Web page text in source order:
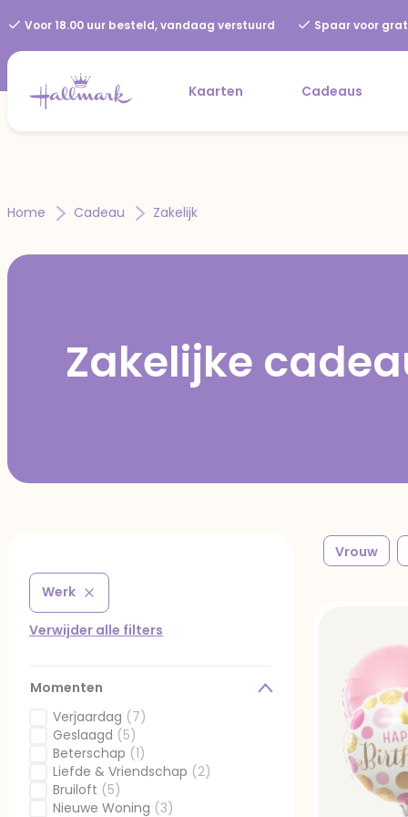
Voor 18.00 uur besteld, vandaag verstuurd Spaar voor
Kaarten Cadeaus
Home Cadeau Zakelijk
Zakelijke
Werk
Verwijder filter Gefilterd op Momenten: Werk
Verwijder alle filters
Momenten
Verjaardag (7)
Gefilterd op Momenten: Verjaardag
Geslaagd (5)
Gefilterd op Momenten: Geslaagd
Beterschap (1)
Gefilterd op Momenten: Beterschap
Liefde & Vriendschap (2)
Gefilterd op Momenten: Liefde & Vriendschap
Bruiloft (5)
Gefilterd op Momenten: Bruiloft
Nieuwe Woning (3)
Vrouw